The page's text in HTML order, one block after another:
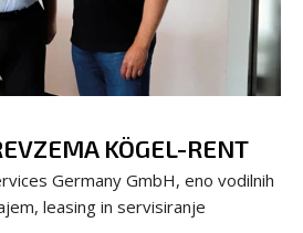
KÖGEL-RENT
Germany GmbH, eno vodilnih
leasing in servisiranje